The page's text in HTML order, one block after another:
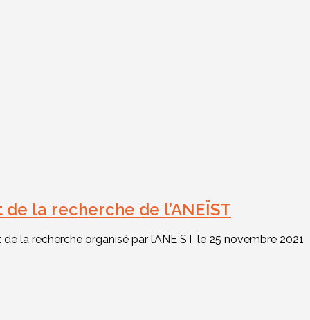
la recherche de l’ANEÏST
la recherche organisé par l’ANEÏST le 25 novembre 2021